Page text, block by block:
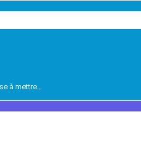
à mettre…